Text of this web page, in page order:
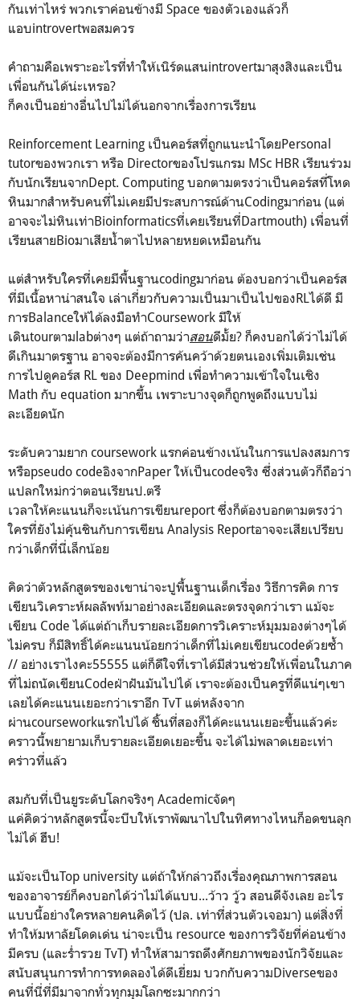
กันเท่าไหร่ พวกเราค่อนข้างมี Space ของตัวเองแล้วก็
แอบintrovertพอสมควร
คำถามคือเพราะอะไรที่ทำให้เนิร์ดแสนintrovertมาสุงสิงและเป็น
เพื่อนกันได้น่ะเหรอ?
ก็คงเป็นอย่างอื่นไปไม่ได้นอกจากเรื่องการเรียน
Reinforcement Learning เป็นคอร์สที่ถูกแนะนำโดยPersonal
tutorของพวกเรา หรือ Directorของโปรแกรม MSc HBR เรียนร่วม
กับนักเรียนจากDept. Computing บอกตามตรงว่าเป็นคอร์สที่โหด
หินมากสำหรับคนที่ไม่เคยมีประสบการณ์ด้านCodingมาก่อน (แต่
อาจจะไม่หินเท่าBioinformaticsที่เคยเรียนที่Dartmouth) เพื่อนที่
เรียนสายBioมาเสียน้ำตาไปหลายหยดเหมือนกัน
แต่สำหรับใครที่เคยมีพื้นฐานcodingมาก่อน ต้องบอกว่าเป็นคอร์ส
ที่มีเนื้อหาน่าสนใจ เล่าเกี่ยวกับความเป็นมาเป็นไปของRLได้ดี มี
การBalanceให้ได้ลงมือทำCoursework มีให้
เดินtourตามlabต่างๆ แต่ถ้าถามว่าสอนดีมั้ย? ก็คงบอกได้ว่าไม่ได้
ดีเกินมาตรฐาน อาจจะต้องมีการค้นคว้าด้วยตนเองเพิ่มเติมเช่น
การไปดูคอร์ส RL ของ Deepmind เพื่อทำความเข้าใจในเชิง
Math กับ equation มากขึ้น เพราะบางจุดก็ถูกพูดถึงแบบไม่
ละเอียดนัก
ระดับความยาก coursework แรกค่อนข้างเน้นในการแปลงสมการ
หรือpseudo codeอิงจากPaper ให้เป็นcodeจริง ซึ่งส่วนตัวก็ถือว่า
แปลกใหม่กว่าตอนเรียนป.ตรี
เวลาให้คะแนนก็จะเน้นการเขียนreport ซึ่งก็ต้องบอกตามตรงว่า
ใครที่ยังไม่คุ้นชินกับการเขียน Analysis Reportอาจจะเสียเปรียบ
กว่าเด็กที่นี่เล็กน้อย
คิดว่าตัวหลักสูตรของเขาน่าจะปูพื้นฐานเด็กเรื่อง วิธีการคิด การ
เขียนวิเคราะห์ผลลัพท์มาอย่างละเอียดและตรงจุดกว่าเรา แม้จะ
เขียน Code ได้แต่ถ้าเก็บรายละเอียดการวิเคราะห์มุมมองต่างๆได้
ไม่ครบ ก็มีสิทธิ์ได้คะแนนน้อยกว่าเด็กที่ไม่เคยเขียนcodeด้วยซ้ำ
// อย่างเราไงคะ55555 แต่ก็ดีใจที่เราได้มีส่วนช่วยให้เพื่อนในภาค
ที่ไม่ถนัดเขียนCodeฝ่าฝันมันไปได้ เราจะต้องเป็นครูที่ดีแน่ๆเขา
เลยได้คะแนนเยอะกว่าเราอีก TvT แต่หลังจาก
ผ่านcourseworkแรกไปได้ ชิ้นที่สองก็ได้คะแนนเยอะขึ้นแล้วค่ะ
คราวนี้พยายามเก็บรายละเอียดเยอะขึ้น จะได้ไม่พลาดเยอะเท่า
คร่าวที่แล้ว
สมกับที่เป็นยูระดับโลกจริงๆ Academicจัดๆ
แค่คิดว่าหลักสูตรนี้จะบีบให้เราพัฒนาไปในทิศทางไหนก็อดขนลุก
ไม่ได้ ฮึบ!
แม้จะเป็นTop university แต่ถ้าให้กล่าวถึงเรื่องคุณภาพการสอน
ของอาจารย์ก็คงบอกได้ว่าไม่ได้แบบ...ว้าว วู้ว สอนดีจังเลย อะไร
แบบนี้อย่างใครหลายคนคิดไว้ (ปล. เท่าที่ส่วนตัวเจอมา) แต่สิ่งที่
ทำให้มหาลัยโดดเด่น น่าจะเป็น resource ของการวิจัยที่ค่อนข้าง
มีครบ (และร่ำรวย TvT) ทำให้สามารถดึงศักยภาพของนักวิจัยและ
สนับสนุนการทำการทดลองได้ดีเยี่ยม บวกกับความDiverseของ
คนที่นี่ที่มีมาจากทั่วทุกมุมโลกซะมากกว่า